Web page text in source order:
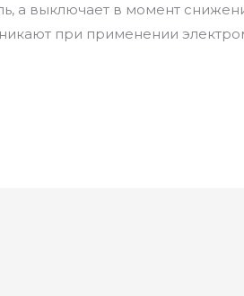
а выключает в момент
при применении